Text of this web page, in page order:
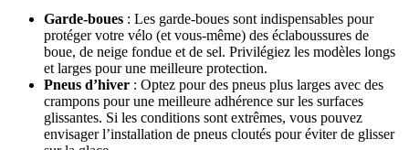
Garde-boues : Les garde-boues sont indispensables pour
protéger votre vélo (et vous-même) des éclaboussures de
boue, de neige fondue et de sel. Privilégiez les modèles longs
et larges pour une meilleure protection.
Pneus d’hiver : Optez pour des pneus plus larges avec des
crampons pour une meilleure adhérence sur les surfaces
glissantes. Si les conditions sont extrêmes, vous pouvez
envisager l’installation de pneus cloutés pour éviter de glisser